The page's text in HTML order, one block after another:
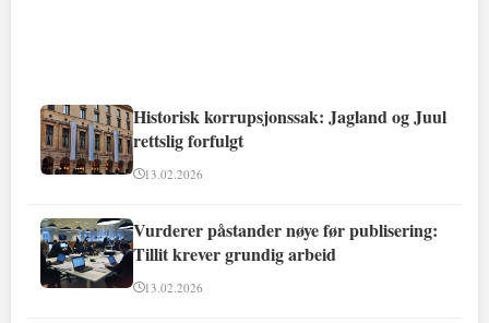
Historisk korrupsjonssak: Jagland og Juul
rettslig forfulgt
13.02.2026
Vurderer påstander nøye før publisering:
Tillit krever grundig arbeid
13.02.2026